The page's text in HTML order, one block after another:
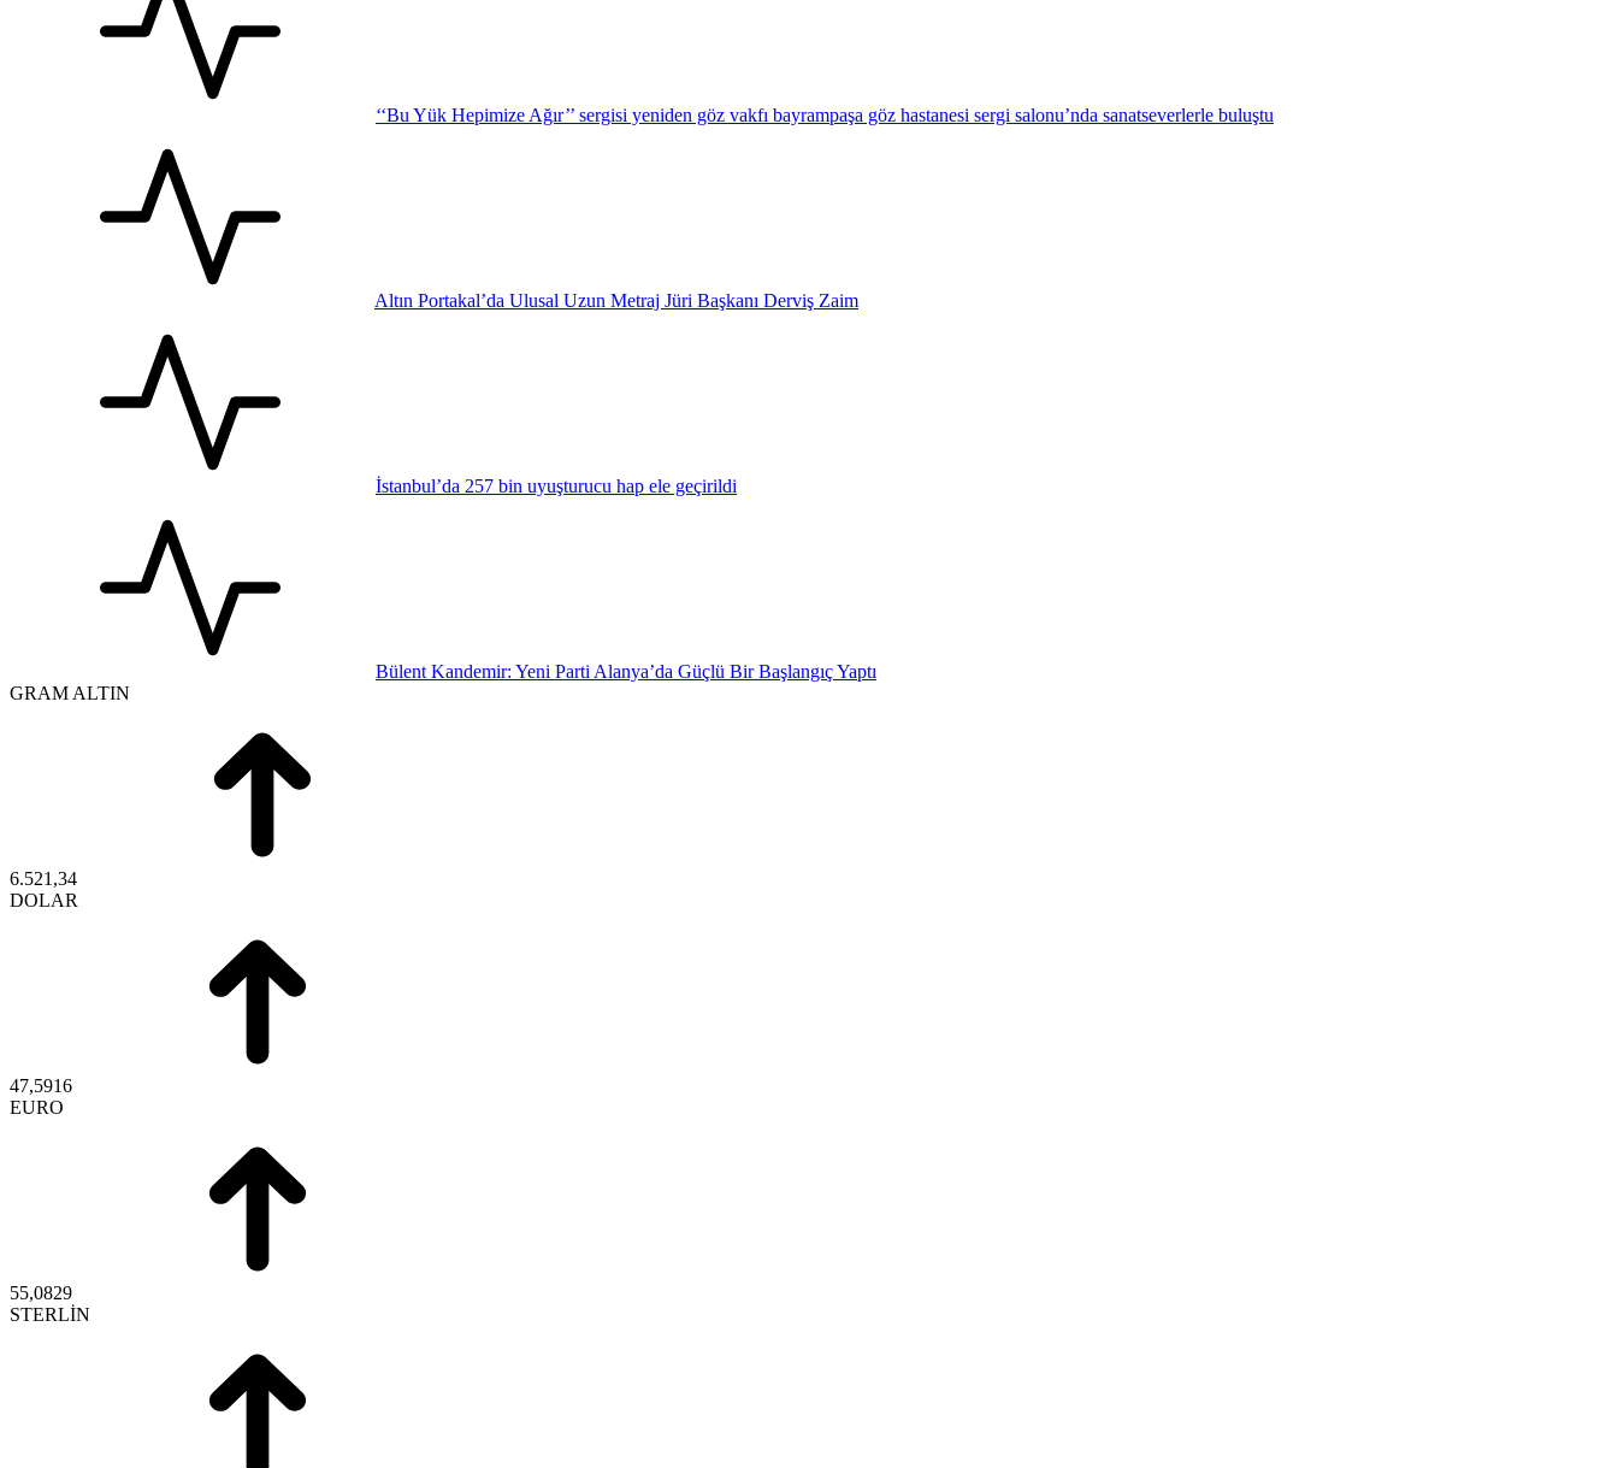
‘‘Bu Yük Hepimize Ağır’’ sergisi yeniden göz vakfı bayrampaşa göz hastanesi sergi salonu’nda sanatseverlerle buluştu
Altın Portakal’da Ulusal Uzun Metraj Jüri Başkanı Derviş Zaim
İstanbul’da 257 bin uyuşturucu hap ele geçirildi
Bülent Kandemir: Yeni Parti Alanya’da Güçlü Bir Başlangıç Yaptı
GRAM ALTIN
6.521,34
DOLAR
47,5916
EURO
55,0829
STERLİN